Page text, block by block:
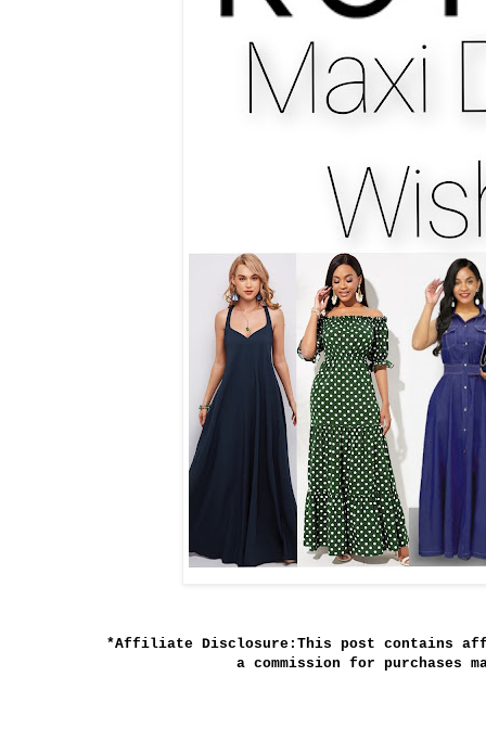
*Affiliate Disclosure:This post contains
a commission for purchases